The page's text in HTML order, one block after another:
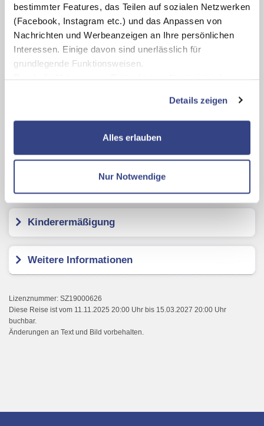
bestimmter Features, das Teilen auf sozialen Netzwerken
(Facebook, Instagram etc.) und das Anpassen von
Nachrichten und Werbeanzeigen an Ihre persönlichen
Interessen. Einige davon sind unerlässlich für
grundlegende Funktionsweisen.
zusätzliche Dienste bzw. Technologien von Drittanbietern
nutzen und uns sowie Dritten weitere Personalisierungen
ermöglichen, dabei kommt es auch zu Übermittlungen
Datenschutzseite
Mit Klick auf "Alles erlauben" stimmen Sie der
Verwendung der Cookies & Plugins auf unseren
Webseiten zu.
Details zeigen
Alles erlauben
Nur Notwendige
Verpflegung: Frühstücksbuffet im hoteleigenen New York
Café
Benutzung des hoteleigenen Wellnessbereichs
(Öffnungszeiten lt. Aushang vor Ort)
Anantara New York Palace Budapest Hotel
Kinderermäßigung
Weitere Informationen
Lizenznummer: SZ19000626
Diese Reise ist vom 11.11.2025 20:00 Uhr bis 15.03.2027 20:00 Uhr
buchbar.
Änderungen an Text und Bild vorbehalten.